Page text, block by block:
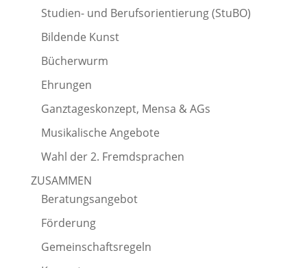
Studien- und Berufsorientierung (StuBO)
Bildende Kunst
Bücherwurm
Ehrungen
Ganztageskonzept, Mensa & AGs
Musikalische Angebote
Wahl der 2. Fremdsprachen
ZUSAMMEN
Beratungsangebot
Förderung
Gemeinschaftsregeln